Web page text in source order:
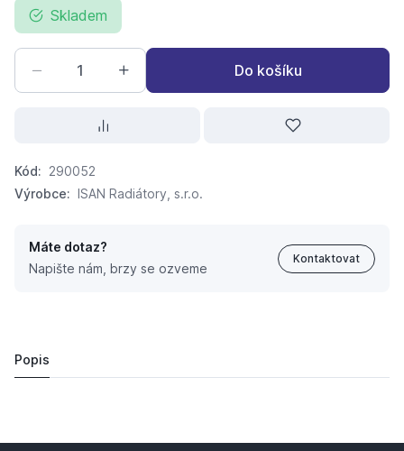
Skladem
Do košíku
Kód: 290052
Výrobce: ISAN Radiátory, s.r.o.
Máte dotaz?
Napište nám, brzy se ozveme
Kontaktovat
Popis